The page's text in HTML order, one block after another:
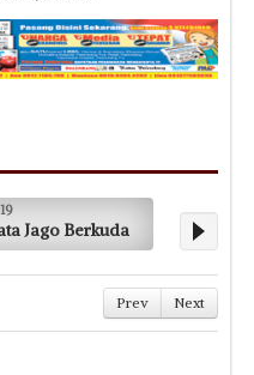
Jago Berkuda
Prev Next